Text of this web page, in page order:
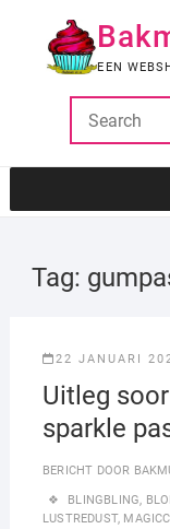
EEN
Tag:
22 JANUARI
Uitleg
sparkle
BERICHT DOOR
BLINGBLING,
LUSTREDUST,